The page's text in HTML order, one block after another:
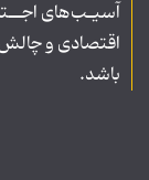
آسیـب‌های
اقتصادی و
باشد.